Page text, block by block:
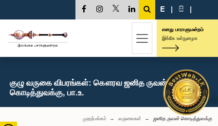
E | සි |
எனது பாராளுமன்றம்
இங்கே உள்நுழைக
குழு வருகை விபரங்கள்: கௌரவ ஜனித ருவன்
கொடித்துவக்கு, பா.உ.
முதற்பக்கம் வருகைகள் ஜனித ருவன் கொடித்துவக்கு